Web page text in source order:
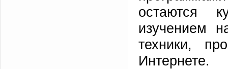
остаются
изучением
техники,
Интернете.